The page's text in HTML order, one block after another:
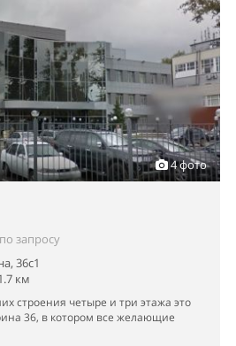
4 фото
запросу
36с1
км
строения четыре и три этажа это
36, в котором все желающие